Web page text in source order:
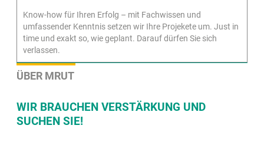
Know-how für Ihren Erfolg – mit Fachwissen und
umfassender Kenntnis setzen wir Ihre Projekete um. Just in
time und exakt so, wie geplant. Darauf dürfen Sie sich
verlassen.
ÜBER MRUT
WIR BRAUCHEN VERSTÄRKUNG UND
SUCHEN SIE!